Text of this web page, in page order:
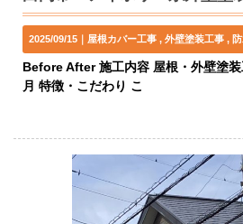
2025/09/15｜ 屋根カバー工事 外壁塗装工事
Before After 施工内容 屋根・外壁塗
月 特徴・こだわり こ